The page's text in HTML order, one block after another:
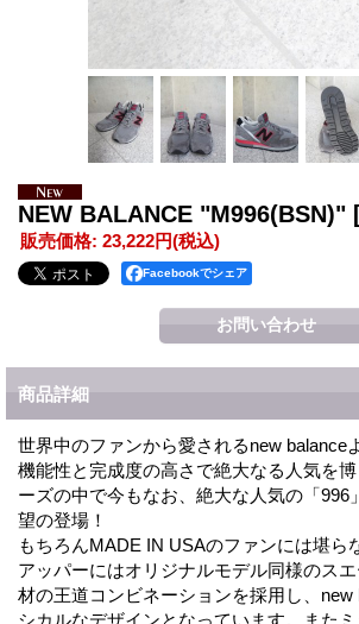
NEW BALANCE "M996(BSN)"
販売価格: 23,222円(税込)
Facebookでシェア
商品詳細
世界中のファンから愛されるnew balance
機能性と完成度の高さで絶大なる人気を
ーズの中で今もなお、絶大な人気の「996
望の登場！
もちろんMADE IN USAのファンには堪ら
アッパーにはオリジナルモデル同様のス
材の王道コンビネーションを採用し、new
シカルなデザインとなっています。また